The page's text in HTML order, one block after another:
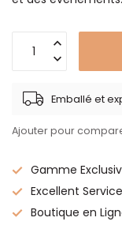
Emballé et
Ajouter pour
Gamme
Excellent
Boutique en